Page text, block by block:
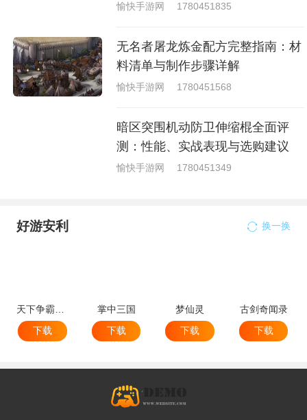
愉快手游网 1780451835
无名者屠龙炼金配方完整指南：材
料清单与制作步骤详解
愉快手游网 1780451568
暗区突围机动防卫伸缩棍全面评
测：性能、实战表现与选购建议
愉快手游网 1780451349
好游安利 换一换
天下争霸三国志
下载
掌中三国
下载
梦仙灵
下载
古剑奇闻录
下载